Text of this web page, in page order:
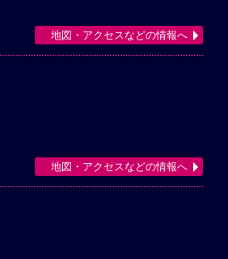
地図・アクセスなどの情報へ
地図・アクセスなどの情報へ